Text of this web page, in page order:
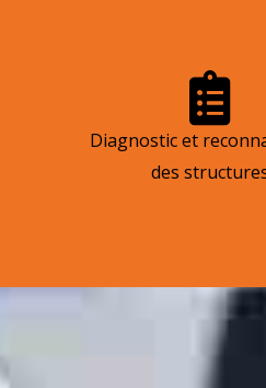
Diagnostic et
des